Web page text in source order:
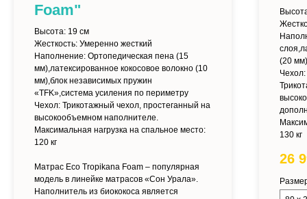
Foam"
Высота: 19 см
Жесткость: Умеренно жесткий
Наполнение: Ортопедическая пена (15
мм),латексированное кокосовое волокно (10
мм),блок независимых пружин
«TFK»,система усиления по периметру
Чехол: Трикотажный чехол, простеганный на
высокообъемном наполнителе.
Максимальная нагрузка на спальное место:
120 кг
Матрас Eco Tropikana Foam – популярная
модель в линейке матрасов «Сон Урала».
Наполнитель из биококоса является
(20
Чехол:
130 кг
26